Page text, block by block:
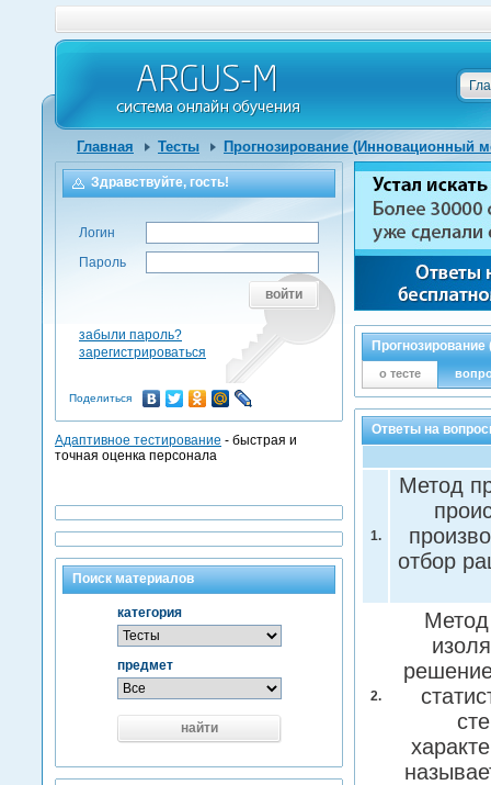
Главная Тесты Прогнозирование (Инновационный
о тесте
Ответы на
1.
Метод
отбор
2.
Метод
Здравствуйте, гость!
Логин
Пароль
войти
забыли пароль?
зарегистрироваться
Поделиться
Адаптивное тестирование - быстрая и
точная оценка персонала
Поиск материалов
категория
предмет
найти